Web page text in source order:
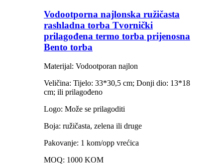
Vodootporna najlonska ružičasta
rashladna torba Tvornički
prilagođena termo torba prijenosna
Bento torba
Materijal: Vodootporan najlon
Veličina: Tijelo: 33*30,5 cm; Donji dio: 13*18
cm; ili prilagođeno
Logo: Može se prilagoditi
Boja: ružičasta, zelena ili druge
Pakovanje: 1 kom/opp vrećica
MOQ: 1000 KOM